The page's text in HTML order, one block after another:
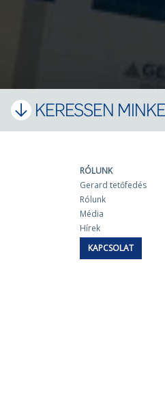
KERESSEN
RÓLUNK
Gerard tetőfedés
Rólunk
Média
Hírek
KAPCSOLAT